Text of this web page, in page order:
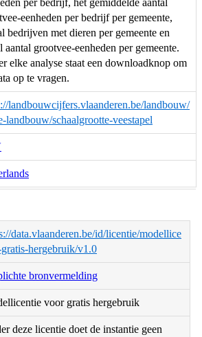
eenheden per bedrijf per gemeente,
bedrijven met dieren per gemeente en
aantal grootvee-eenheden per gemeente.
elke analyse staat een downloadknop om
op te vragen.
landbouwcijfers.vlaanderen.be/landbouw/
landbouw/schaalgrootte-veestapel
data.vlaanderen.be/id/licentie/modellice
hergebruik/v1.0
bronvermelding
voor gratis hergebruik
deze licentie doet de instantie geen